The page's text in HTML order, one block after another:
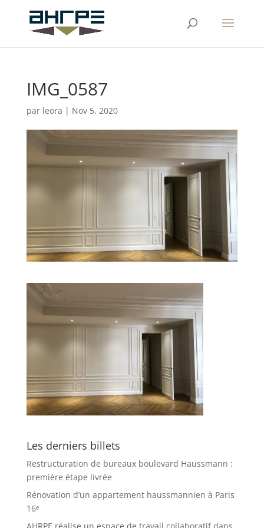
IMG_0587
par leora | Nov 5, 2020
Les derniers billets
Restructuration de bureaux boulevard Haussmann :
première étape livrée
Rénovation d’un appartement haussmannien à Paris
16ᵉ